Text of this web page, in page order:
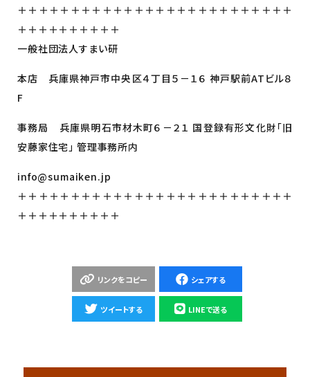
＋＋＋＋＋＋＋＋＋＋＋＋＋＋＋＋＋＋＋＋＋＋＋＋＋＋
＋＋＋＋＋＋＋＋＋＋
一般社団法人すまい研
本店 兵庫県神戸市中央区４丁目５－１６ 神戸駅前ATビル８
F
事務局 兵庫県明石市材木町６－２１ 国登録有形文化財「旧
安藤家住宅」 管理事務所内
info@sumaiken.jp
＋＋＋＋＋＋＋＋＋＋＋＋＋＋＋＋＋＋＋＋＋＋＋＋＋＋
＋＋＋＋＋＋＋＋＋＋
リンクをコピー シェアする
ツイートする LINEで送る